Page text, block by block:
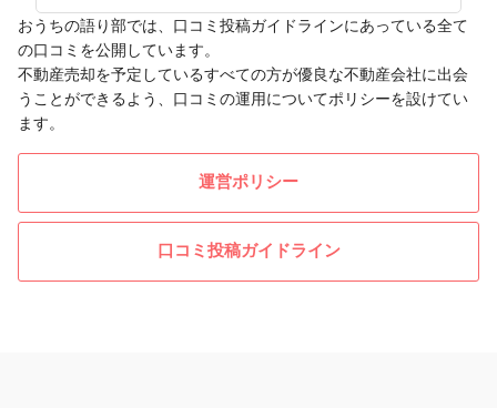
おうちの語り部では、口コミ投稿ガイドラインにあっている全て
の口コミを公開しています。
不動産売却を予定しているすべての方が優良な不動産会社に出会
うことができるよう、口コミの運用についてポリシーを設けてい
ます。
運営ポリシー
口コミ投稿ガイドライン